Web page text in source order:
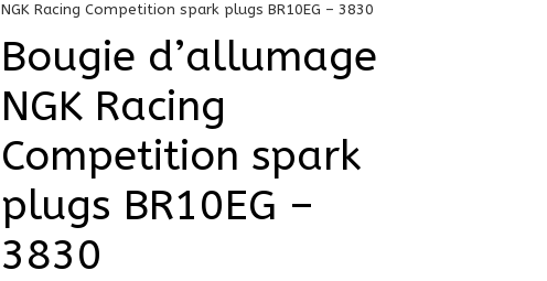
NGK Racing Competition spark plugs BR10EG – 3830
Bougie d’allumage
NGK Racing
Competition spark
plugs BR10EG –
3830